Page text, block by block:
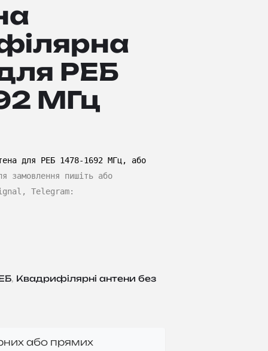
РЕБ
МГц
для РЕБ 1478-1692 МГц, або
замовлення пишіть або
Telegram:
, Квадрифілярні антени без
або прямих